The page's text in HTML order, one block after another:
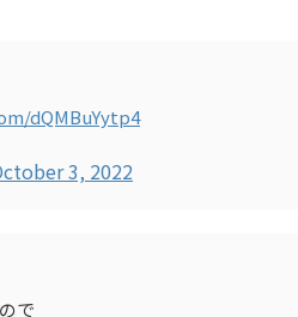
dQMBuYytp4
3, 2022
で